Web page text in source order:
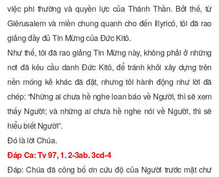
việc phi thường và quyền lực của Thánh Thần. Bởi thế, từ
Giêrusalem và miền chung quanh cho đến Illyricô, tôi đã rao
giảng đầy đủ Tin Mừng của Ðức Kitô.
Như thế, tôi đã rao giảng Tin Mừng này, không phải ở những
nơi đã kêu cầu danh Ðức Kitô, để tránh khỏi xây dựng trên
nền móng kẻ khác đã đặt, nhưng tôi hành động như lời đã
chép: “Những ai chưa hề nghe loan báo về Người, thì sẽ xem
thấy Người; và những ai chưa hề nghe nói về Người, thì sẽ
hiểu biết Người”.
Ðó là lời Chúa.
Ðáp Ca: Tv 97, 1. 2-3ab. 3cd-4
Ðáp: Chúa đã công bố ơn cứu độ của Người trước mặt chư